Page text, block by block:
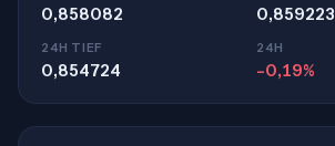
0,858082 0,859223
24H TIEF
0,854724
24H
-0,19%